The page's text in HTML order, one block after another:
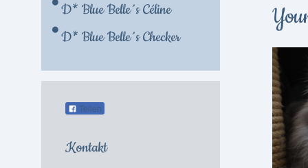
D* Blue Belle´s Céline
D* Blue Belle´s Checker
Teilen
Kontakt